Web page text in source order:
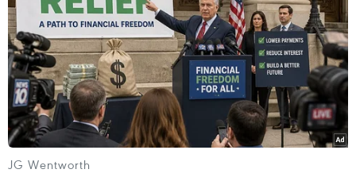
TIN LIÊN QUAN
JG Wentworth